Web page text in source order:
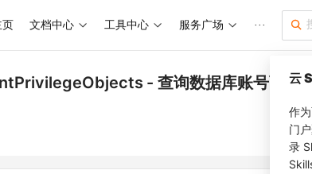
页 文档中心 工具中心 服务广场 ···
- 查询数据库账号可见
云
作
门
录